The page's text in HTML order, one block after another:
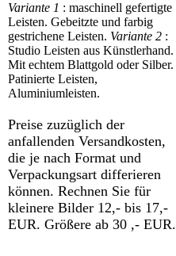
Variante 1 : maschinell gefertigte
Leisten. Gebeitzte und farbig
gestrichene Leisten. Variante 2 :
Studio Leisten aus Künstlerhand.
Mit echtem Blattgold oder Silber.
Patinierte Leisten,
Aluminiumleisten.
Preise zuzüglich der
anfallenden Versandkosten,
die je nach Format und
Verpackungsart differieren
können. Rechnen Sie für
kleinere Bilder 12,- bis 17,-
EUR. Größere ab 30 ,- EUR.